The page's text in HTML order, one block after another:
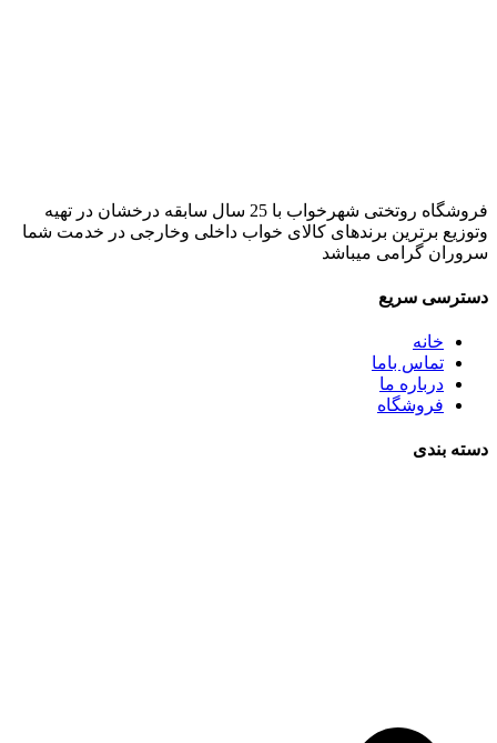
فروشگاه روتختی شهرخواب با 25 سال سابقه درخشان در تهیه
وتوزیع برترین برندهای کالای خواب داخلی وخارجی در خدمت شما
سروران گرامی میباشد
دسترسی سریع
خانه
تماس باما
درباره ما
فروشگاه
دسته بندی